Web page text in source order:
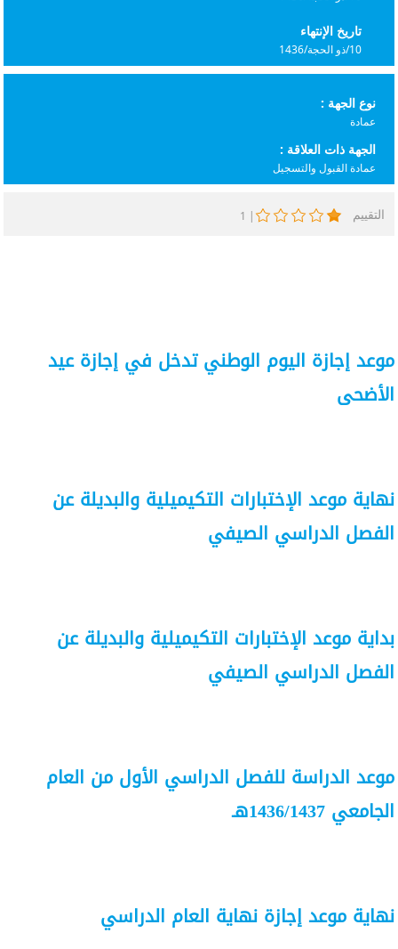
تاريخ الإنتهاء
10/ذو الحجة/1436
نوع الجهة :
عمادة
الجهة ذات العلاقة :
عمادة القبول والتسجيل
التقييم |
1
موعد إجازة اليوم الوطني تدخل في إجازة عيد
الأضحى
نهاية موعد الإختبارات التكيميلية والبديلة عن
الفصل الدراسي الصيفي
بداية موعد الإختبارات التكيميلية والبديلة عن
الفصل الدراسي الصيفي
موعد الدراسة للفصل الدراسي الأول من العام
الجامعي 1436/1437هـ
نهاية موعد إجازة نهاية العام الدراسي